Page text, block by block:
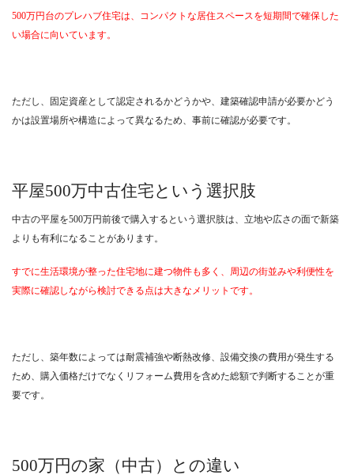
500万円台のプレハブ住宅は、コンパクトな居住スペースを短期間で確保した
い場合に向いています。
ただし、固定資産として認定されるかどうかや、建築確認申請が必要かどう
かは設置場所や構造によって異なるため、事前に確認が必要です。
平屋500万中古住宅という選択肢
中古の平屋を500万円前後で購入するという選択肢は、立地や広さの面で新築
よりも有利になることがあります。
すでに生活環境が整った住宅地に建つ物件も多く、周辺の街並みや利便性を
実際に確認しながら検討できる点は大きなメリットです。
ただし、築年数によっては耐震補強や断熱改修、設備交換の費用が発生する
ため、購入価格だけでなくリフォーム費用を含めた総額で判断することが重
要です。
500万円の家（中古）との違い